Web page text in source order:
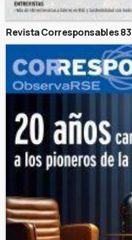
Revista Corresponsables 83